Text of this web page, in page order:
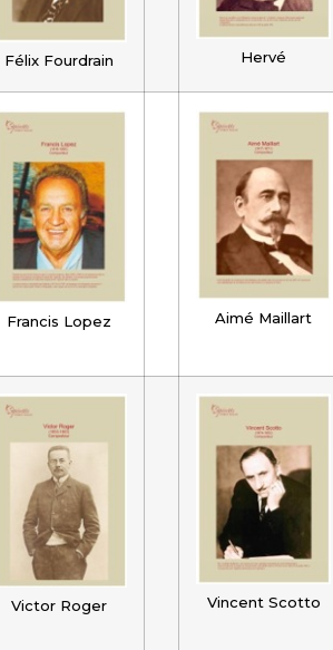
Félix Fourdrain Hervé
Francis Lopez Aimé Maillart
Victor Roger Vincent Scotto